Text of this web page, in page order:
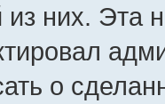
них. Эта
о